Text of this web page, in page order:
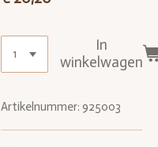
In
winkelwagen
Artikelnummer: 925003